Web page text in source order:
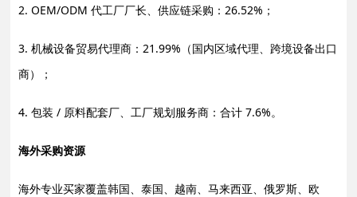
2. OEM/ODM 代工厂厂长、供应链采购：26.52%；
3. 机械设备贸易代理商：21.99%（国内区域代理、跨境设备出口
商）；
4. 包装 / 原料配套厂、工厂规划服务商：合计 7.6%。
海外采购资源
海外专业买家覆盖韩国、泰国、越南、马来西亚、俄罗斯、欧